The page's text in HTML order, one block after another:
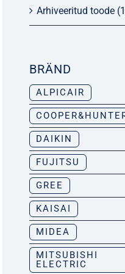
Arhiveeritud toode
BRÄND
ALPICAIR
DAIKIN
FUJITSU
GREE
KAISAI
MIDEA
MITSUBISHI
ELECTRIC